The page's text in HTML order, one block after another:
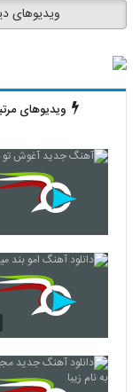
ویدیوهای
ویدیوهای